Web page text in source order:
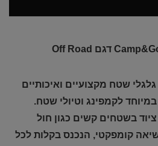
שטח מקצועיים ואיכותיים
בשטחים קשים כגון חול
קומפקטי, הנכנס בקלות לכל